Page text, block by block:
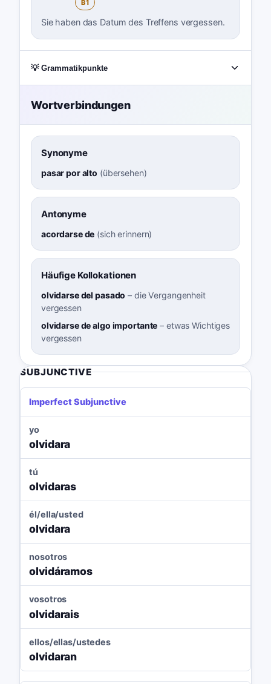
B1
Sie haben das Datum des Treffens vergessen.
💡 Grammatikpunkte
Wortverbindungen
Synonyme
pasar por alto (übersehen)
Antonyme
acordarse de (sich erinnern)
Häufige Kollokationen
olvidarse del pasado – die Vergangenheit
vergessen
olvidarse de algo importante – etwas Wichtiges
vergessen
SUBJUNCTIVE
Imperfect Subjunctive
yo
olvidara
tú
olvidaras
él/ella/usted
olvidara
nosotros
olvidáramos
vosotros
olvidarais
ellos/ellas/ustedes
olvidaran